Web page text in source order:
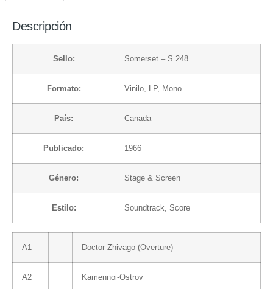
Descripción
Sello: Somerset – S 248
Formato: Vinilo , LP, Mono
País: Canada
Publicado: 1966
Género: Stage & Screen
Estilo: Soundtrack Score
A1 Doctor Zhivago (Overture)
A2 Kamennoi-Ostrov